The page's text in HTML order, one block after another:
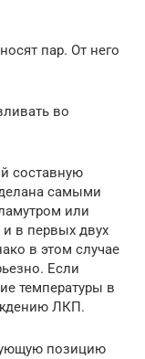
пар. От него
во
составную
самыми
или
в первых двух
в этом случае
Если
температуры в
ЛКП.
позицию